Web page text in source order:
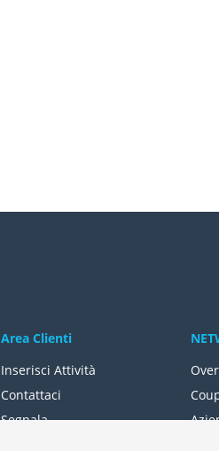
Area Clienti
Inserisci Attività
Contattaci
Segnala